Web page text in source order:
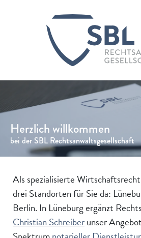
Herzlich willkommen
bei der SBL Rechtsanwaltsgesellschaft
Als spezialisierte
drei Standorten für Sie da:
Berlin. In Lüneburg ergänzt
Christian Schreiberunser